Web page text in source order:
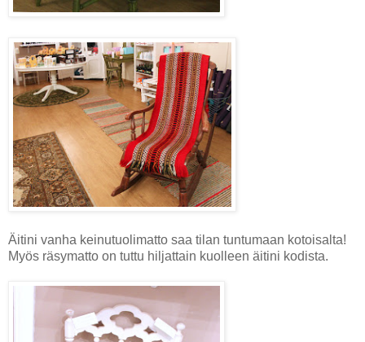
Äitini vanha keinutuolimatto saa tilan tuntumaan kotoisalta!
Myös räsymatto on tuttu hiljattain kuolleen äitini kodista.